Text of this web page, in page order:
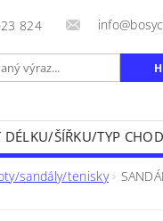
824
DÉLKU/ŠÍŘKU/TYP
PLATEB
sandály/tenisky